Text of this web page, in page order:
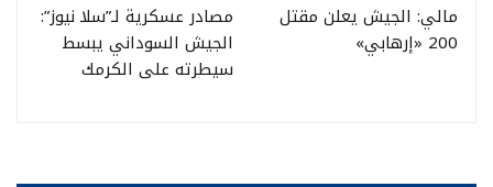
مالي: الجيش يعلن مقتل
200 «إرهابي»
مصادر عسكرية لـ”سلا نيوز”:
الجيش السوداني يبسط
سيطرته على الكرمك